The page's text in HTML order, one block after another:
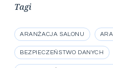
Tagi
ARANŻACJA SALONU
BEZPIECZEŃSTWO DANYCH